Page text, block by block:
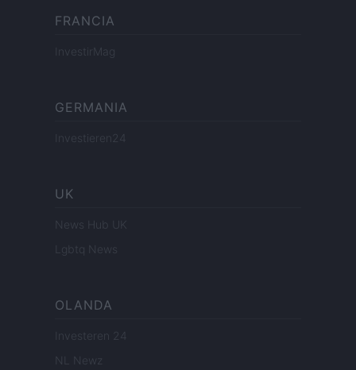
FRANCIA
InvestirMag
GERMANIA
Investieren24
UK
News Hub UK
Lgbtq News
OLANDA
Investeren 24
NL Newz